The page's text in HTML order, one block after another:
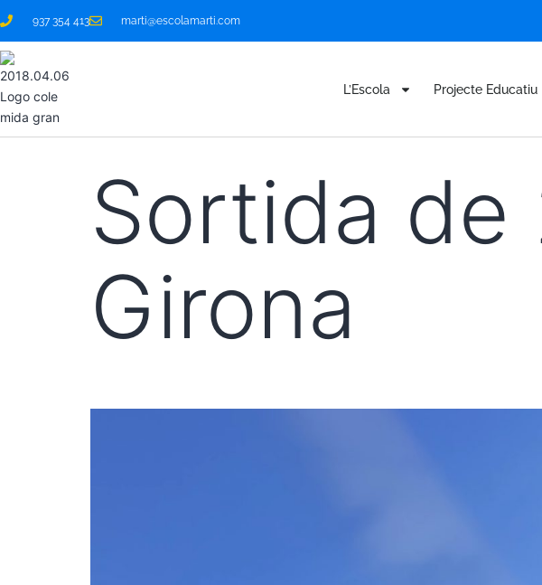
937 354 413 marti@escolamarti.com
L’Escola Projecte Educatiu
Sortida de
Girona